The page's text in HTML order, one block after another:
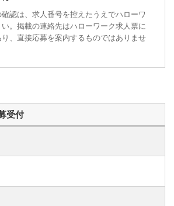
認は、求人番号を控えたうえでハローワ
。掲載の連絡先はハローワーク求人票に
、直接応募を案内するものではありませ
受付